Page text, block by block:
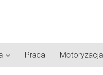
Praca Motoryzacja